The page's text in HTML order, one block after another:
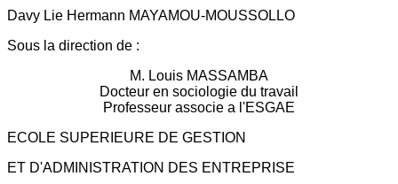
Davy Lie Hermann MAYAMOU-MOUSSOLLO
Sous la direction de :
M. Louis MASSAMBA
Docteur en sociologie du travail
Professeur associe a l'ESGAE
ECOLE SUPERIEURE DE GESTION
ET D'ADMINISTRATION DES ENTREPRISE